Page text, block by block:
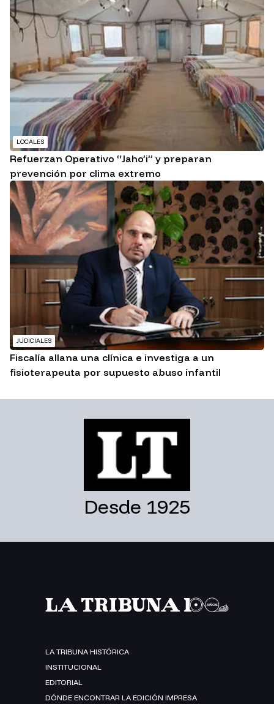
LOCALES
Refuerzan Operativo “Jaho’i” y preparan
prevención por clima extremo
JUDICIALES
Fiscalía allana una clínica e investiga a un
fisioterapeuta por supuesto abuso infantil
Desde 1925
LA TRIBUNA HISTÓRICA
INSTITUCIONAL
EDITORIAL
DÓNDE ENCONTRAR LA EDICIÓN IMPRESA